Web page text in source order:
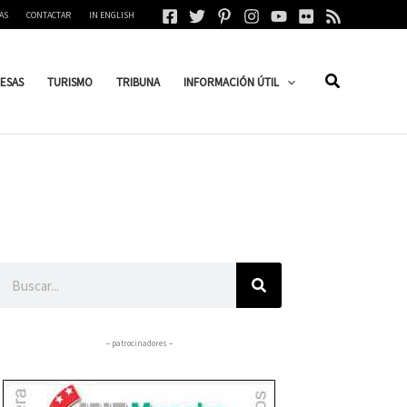
CONTACTAR IN ENGLISH
TURISMO TRIBUNA INFORMACIÓN ÚTIL
– patrocinadores –